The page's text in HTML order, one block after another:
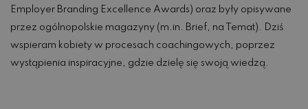
Employer Branding Excellence Awards) oraz były opisywane
przez ogólnopolskie magazyny (m.in. Brief, na Temat). Dziś
wspieram kobiety w procesach coachingowych, poprzez
wystąpienia inspiracyjne, gdzie dzielę się swoją wiedzą.